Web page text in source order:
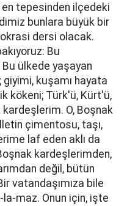
tepesinden ilçedeki
bunlara büyük bir
dersi olacak.
Bu
ülkede yaşayan
kuşamı hayata
kökeni; Türk'ü, Kürt'ü,
kardeşlerim. O, Boşnak
çimentosu, taşı,
laf eden aklı da
kardeşlerimden,
değil, bütün
vatandaşımıza bile
maz. Onun için, işte